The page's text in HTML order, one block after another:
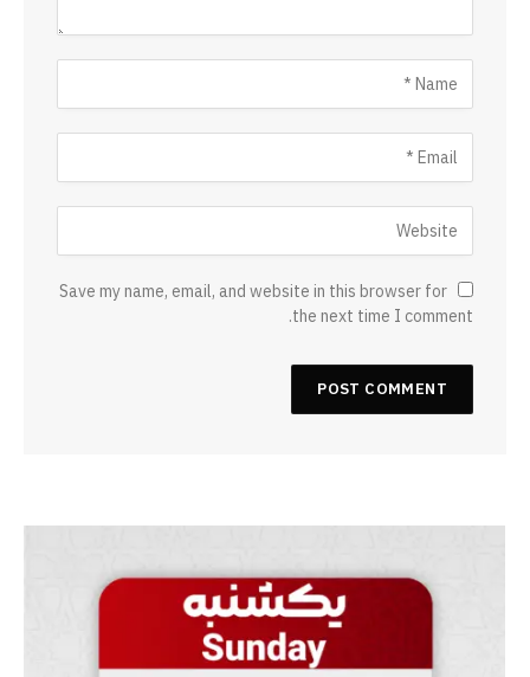
Save my name, email, and website in this browser for
the next time I comment.